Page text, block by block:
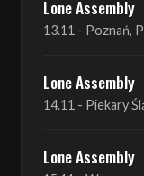
Lone Assembly
14.11 - Piekary
Lone Assembly
15.11 -
Zobacz